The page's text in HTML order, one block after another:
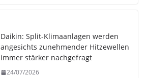
Daikin: Split-Klimaanlagen werden
angesichts zunehmender Hitzewellen
immer stärker nachgefragt
24/07/2026